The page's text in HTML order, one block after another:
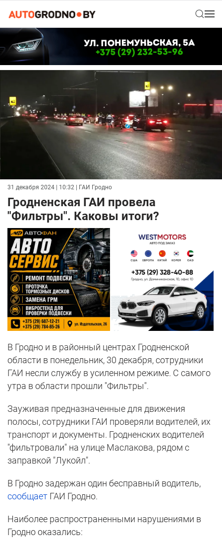
31 декабря 2024 | 10:32 | ГАИ Гродно
Гродненская ГАИ провела
"Фильтры". Каковы итоги?
В Гродно и в районный центрах Гродненской
области в понедельник, 30 декабря, сотрудники
ГАИ несли службу в усиленном режиме. С самого
утра в области прошли "Фильтры".
Зауживая предназначенные для движения
полосы, сотрудники ГАИ проверяли водителей, их
транспорт и документы. Гродненских водителей
"фильтровали" на улице Маслакова, рядом с
заправкой "Лукойл".
В Гродно задержан один бесправный водитель,
сообщает ГАИ Гродно.
Наиболее распространенными нарушениями в
Гродно оказались: